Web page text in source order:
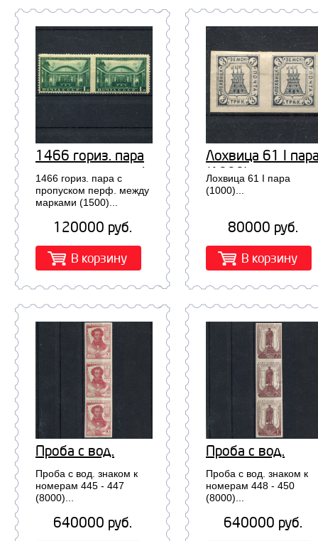
1466 гориз. пара
с пропуском перф.
между марками
(1500)
1466 гориз. пара с
пропуском перф. между
марками (1500)...
120000 руб.
В корзину
Лохвица 61 I
(1000)
Лохвица 61 I пара
(1000)...
80000 руб.
В корзину
Проба с вод.
знаком к номерам
445 - 447 (8000)
Проба с вод. знаком к
номерам 445 - 447
(8000)...
640000 руб.
Проба с вод.
знаком к
448 - 450 (8000)
Проба с вод. знаком к
номерам 448 - 450
(8000)...
640000 руб.